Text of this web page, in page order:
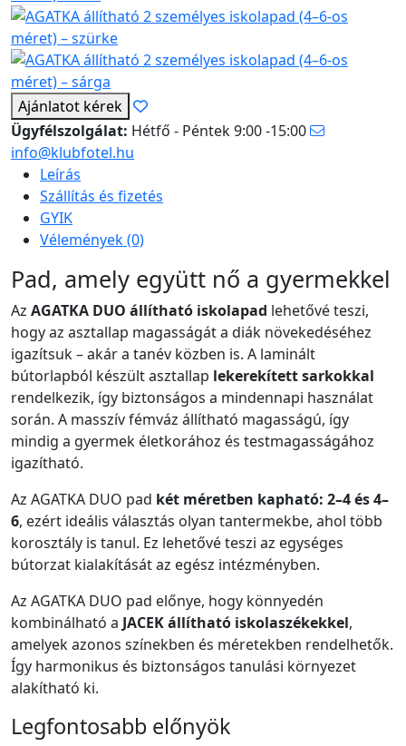
Ajánlatot kérek
Ügyfélszolgálat: Hétfő - Péntek 9:00 -15:00
info@klubfotel.hu
Leírás
Szállítás és fizetés
GYIK
Vélemények (0)
Pad, amely együtt nő a gyermekkel
Az AGATKA DUO állítható iskolapad lehetővé teszi,
hogy az asztallap magasságát a diák növekedéséhez
igazítsuk – akár a tanév közben is. A laminált
bútorlapból készült asztallap lekerekített sarkokkal
rendelkezik, így biztonságos a mindennapi használat
során. A masszív fémváz állítható magasságú, így
mindig a gyermek életkorához és testmagasságához
igazítható.
Az AGATKA DUO pad két méretben kapható: 2–4 és 4–
6, ezért ideális választás olyan tantermekbe, ahol több
korosztály is tanul. Ez lehetővé teszi az egységes
bútorzat kialakítását az egész intézményben.
Az AGATKA DUO pad előnye, hogy könnyedén
kombinálható a JACEK állítható iskolaszékekkel,
amelyek azonos színekben és méretekben rendelhetők.
Így harmonikus és biztonságos tanulási környezet
alakítható ki.
Legfontosabb előnyök